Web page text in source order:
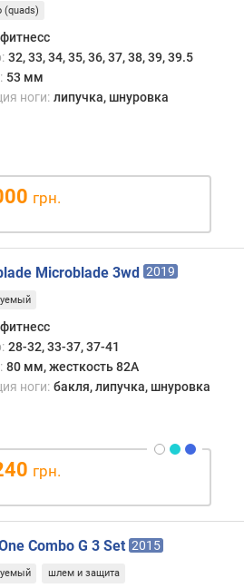
(quads)
фитнесс
32, 33, 34, 35, 36, 37, 38, 39, 39.5
53 мм
ноги: липучка, шнуровка
грн.
Microblade 3wd 2019
фитнесс
28-32, 33-37, 37-41
80 мм, жесткость 82A
ноги: бакля, липучка, шнуровка
грн.
Combo G 3 Set 2015
шлем и защита